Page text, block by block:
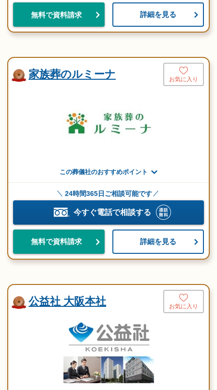
無料で資料請求 詳細を見る
家族葬のルミーナ お気に入り
この葬儀社のおすすめポイント
24時間365日ご相談可能です
今すぐ電話で相談する
無料で資料請求 詳細を見る
公益社 大阪本社 お気に入り